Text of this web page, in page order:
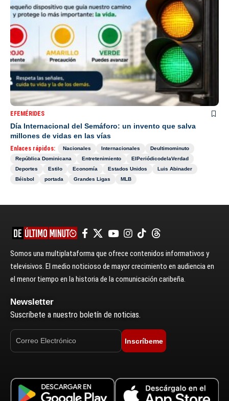
EFEMÉRIDES
Día Internacional del Semáforo: un invento que salva
millones de vidas en las vías
Enlaces rápidos: Nacionales Internacionales
Deultimominuto
República Dominicana
Entretenimiento
ElPeriódicodelaVerdad
Deportes
Estilo Economía Estados Unidos
Luis Abinader
Béisbol
portada Grandes Ligas MLB
Somos una multiplataforma que ofrece contenidos informativos y
televisivos. El medio noticioso de mayor crecimiento en audiencia en
el menor tiempo en la historia de la comunicación caribeña.
Newsletter
Suscríbete a nuestro boletín de noticias.
Inscríbeme